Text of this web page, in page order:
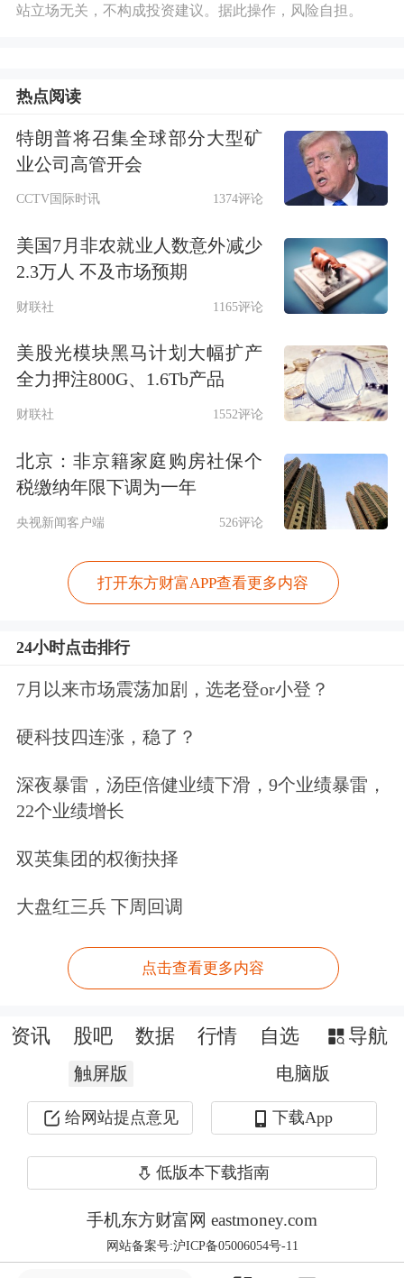
所持续优化风控措施，保障焦炭期货市
交割规则优化方案落地，交易限额和交
易保证金标准双调整，市场运行理性，
产业客户参与度持续提升，为焦炭期权
的推出奠定了扎实的市场基础。数据显
示，自2026年6月12日相关风控参数调
整以来，焦炭期货日均成交量约8.5万
手、日均持仓量约7.7万手，法人客户
持仓占比61%，产业参与结构持续优
化，市场运行规范成熟，具备配套推出
焦炭期权的良好条件。
根据本次征求意见稿，焦炭期权延续大
商所现有商品期权统一设计框架，适配
报价单位、涨跌停板幅度、合约月份、
行权方式设置为美式；行权价格覆盖标
的期货1.5倍涨跌停板对应区间，可满
足市场平值、实值、虚值期权交易及套
保需求；期权到期日、最后交易日定为
标的期货交割月份前一个月第12个交易
日，交易所可依据法定节假日对最后交
性，大商所针对焦炭期权行权价格间
计。行权价格间距采用分段设置、“近
密远疏”挂牌原则：近六个自然月期权
合约，行权价格1000元/吨—3000元/吨
区间行权间距25元/吨，1000元/吨以下
区间间距10元/吨、3000元/吨以上区间
间距50元/吨；第七个月及更远月期
权，各区间行权价格间距相应翻倍。最
站立场无关，不构成投资建议。据此操作，风险自担。
热点阅读
特朗普将召集全球部分大型矿
业公司高管开会
CCTV国际时讯 1374评论
美国7月非农就业人数意外减少
2.3万人 不及市场预期
财联社 1165评论
美股光模块黑马计划大幅扩产
全力押注800G、1.6Tb产品
财联社 1552评论
北京：非京籍家庭购房社保个
税缴纳年限下调为一年
央视新闻客户端 526评论
打开东方财富APP查看更多内容
24小时点击排行
7月以来市场震荡加剧，选老登or小登？
硬科技四连涨，稳了？
深夜暴雷，汤臣倍健业绩下滑，9个业绩暴雷，
22个业绩增长
双英集团的权衡抉择
大盘红三兵 下周回调
点击查看更多内容
资讯 股吧 数据 行情 自选 导航
触屏版 电脑版
给网站提点意见 下载App
低版本下载指南
手机东方财富网 eastmoney.com
网站备案号:沪ICP备05006054号-11